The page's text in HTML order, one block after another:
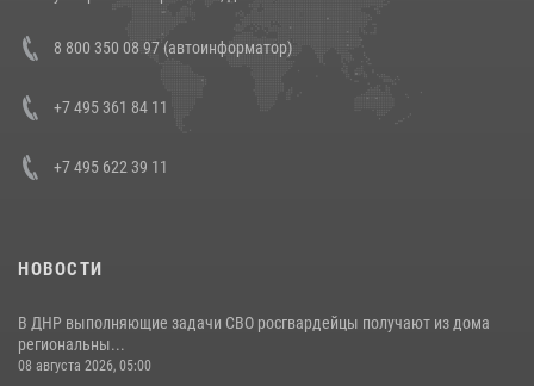
В Росгвардии прошла военно-научная конференция по обобщению
боевого опыта
8 800 350 08 97 (автоинформатор)
+7 495 361 84 11
+7 495 622 39 11
НОВОСТИ
В ДНР выполняющие задачи СВО росгвардейцы получают из дома
региональны...
08 августа 2026, 05:00